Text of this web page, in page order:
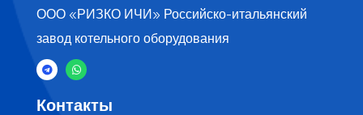
ООО «РИЗКО ИЧИ» Российско-итальянский
завод котельного оборудования
Контакты